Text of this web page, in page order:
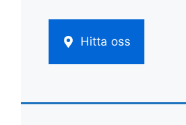
Hitta oss